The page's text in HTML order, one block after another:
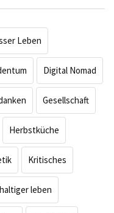
Leben
Digital Nomad
Gesellschaft
Herbstküche
Kritisches
leben